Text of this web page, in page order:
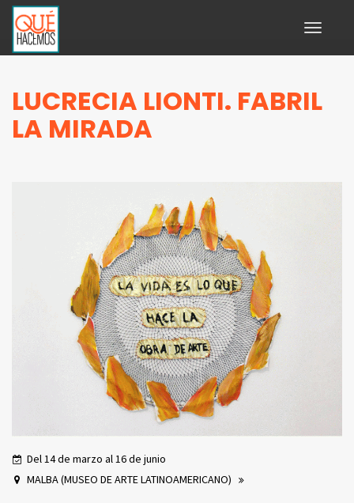
Toggle
LUCRECIA LIONTI. FABRIL
LA MIRADA
Del 14 de marzo al 16 de junio
MALBA (MUSEO DE ARTE LATINOAMERICANO)